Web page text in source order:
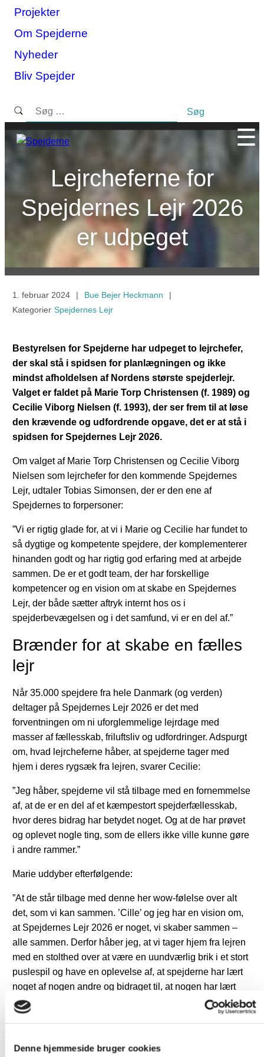
Denne hjemmeside bruger cookies
GåProjekter
Om Spejderne
Nyheder
Bliv Spejder
Søg
efter:
☰
Lejrcheferne for
Spejdernes Lejr 2026
er udpeget
1. februar 2024 | Bue Bejer Heckmann
|
Kategorier Spejdernes Lejr
Bestyrelsen for Spejderne har udpeget to lejrchefer,
der skal stå i spidsen for planlægningen og ikke
mindst afholdelsen af Nordens største spejderlejr.
Valget er faldet på Marie Torp Christensen (f. 1989) og
Cecilie Viborg Nielsen (f. 1993), der ser frem til at løse
den krævende og udfordrende opgave, det er at stå i
spidsen for Spejdernes Lejr 2026.
Om valget af Marie Torp Christensen og Cecilie Viborg
Nielsen som lejrchefer for den kommende Spejdernes
Lejr, udtaler Tobias Simonsen, der er den ene af
Spejdernes to forpersoner:
”Vi er rigtig glade for, at vi i Marie og Cecilie har fundet to
så dygtige og kompetente spejdere, der komplementerer
hinanden godt og har rigtig god erfaring med at arbejde
sammen. De er et godt team, der har forskellige
kompetencer og en vision om at skabe en Spejdernes
Lejr, der både sætter aftryk internt hos os i
spejderbevægelsen og i det samfund, vi er en del af.”
Brænder for at skabe en fælles
lejr
Når 35.000 spejdere fra hele Danmark (og verden)
deltager på Spejdernes Lejr 2026 er det med
forventningen om ni uforglemmelige lejrdage med
masser af fællesskab, friluftsliv og udfordringer. Adspurgt
om, hvad lejrcheferne håber, at spejderne tager med
hjem i deres rygsæk fra lejren, svarer Cecilie:
”Jeg håber, spejderne vil stå tilbage med en fornemmelse
af, at de er en del af et kæmpestort spejderfællesskab,
hvor deres bidrag har betydet noget. Og at de har prøvet
og oplevet nogle ting, som de ellers ikke ville kunne gøre
i andre rammer.”
Marie uddyber efterfølgende:
”At de står tilbage med denne her wow-følelse over alt
det, som vi kan sammen. ’Cille’ og jeg har en vision om,
at Spejdernes Lejr 2026 er noget, vi skaber sammen –
alle sammen. Derfor håber jeg, at vi tager hjem fra lejren
med en stolthed over at være en uundværlig brik i et stort
puslespil og have en oplevelse af, at spejderne har lært
noget af nogen andre og bidraget til, at nogen har lært
noget af dem.”